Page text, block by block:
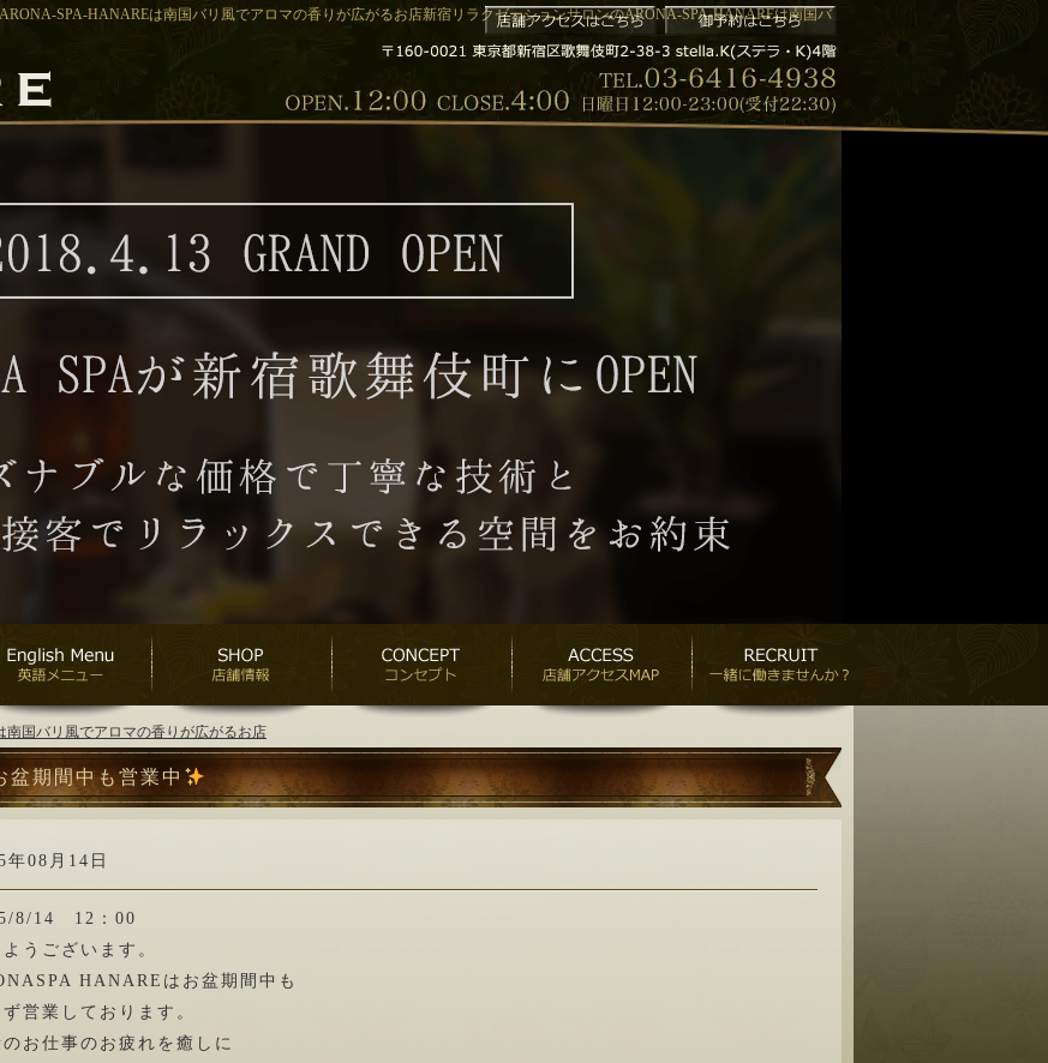
SPA-HANAREは南国バリ風でアロマの香りが広がるお店新宿リラクゼーションサロンのARONA-SPA-HANAREは南国バ
国バリ風でアロマの香りが広がるお店
盆期間中も営業中
年08月14日
8/14 12：00
うございます。
HANAREはお盆期間中も
営業しております。
お仕事のお疲れを癒しに